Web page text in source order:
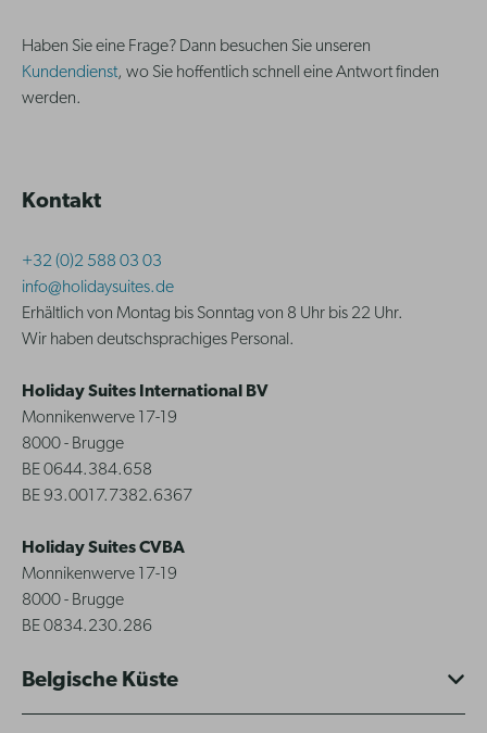
Haben Sie eine Frage? Dann besuchen Sie unseren
Kundendienst, wo Sie hoffentlich schnell eine Antwort finden
werden.
Kontakt
+32 (0)2 588 03 03
info@holidaysuites.de
Erhältlich von Montag bis Sonntag von 8 Uhr bis 22 Uhr.
Wir haben deutschsprachiges Personal.
Holiday Suites International BV
Monnikenwerve 17-19
8000 - Brugge
BE 0644.384.658
BE 93.0017.7382.6367
Holiday Suites CVBA
Monnikenwerve 17-19
8000 - Brugge
BE 0834.230.286
Belgische Küste